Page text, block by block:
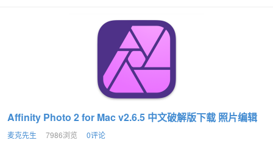
Affinity Photo 2 for Mac v2.6.5 中文破解版下载 照片编辑
麦克先生 7986浏览 0评论